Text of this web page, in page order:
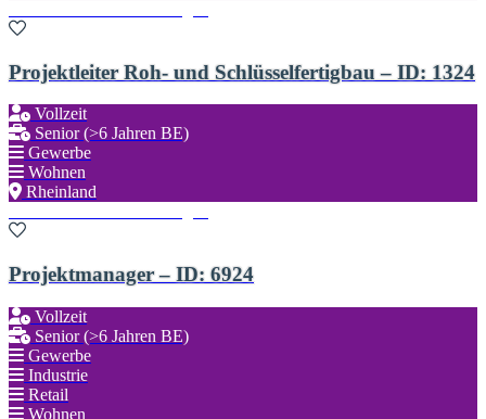
Projektleiter Roh- und Schlüsselfertigbau – ID: 1324
Vollzeit
Senior (>6 Jahren BE)
Gewerbe
Wohnen
Rheinland
Projektmanager – ID: 6924
Vollzeit
Senior (>6 Jahren BE)
Gewerbe
Industrie
Retail
Wohnen